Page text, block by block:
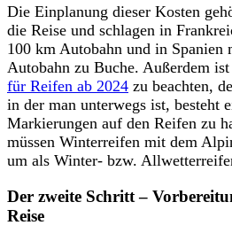
Die Einplanung dieser Kosten
die Reise und schlagen in
100 km Autobahn und in
Autobahn zu Buche. Außerdem
für Reifen ab 2024 zu beachten,
in der man unterwegs ist, besteht
Markierungen auf den Reifen zu
müssen Winterreifen mit dem
um als Winter- bzw.
Der zweite Schritt –
Reise